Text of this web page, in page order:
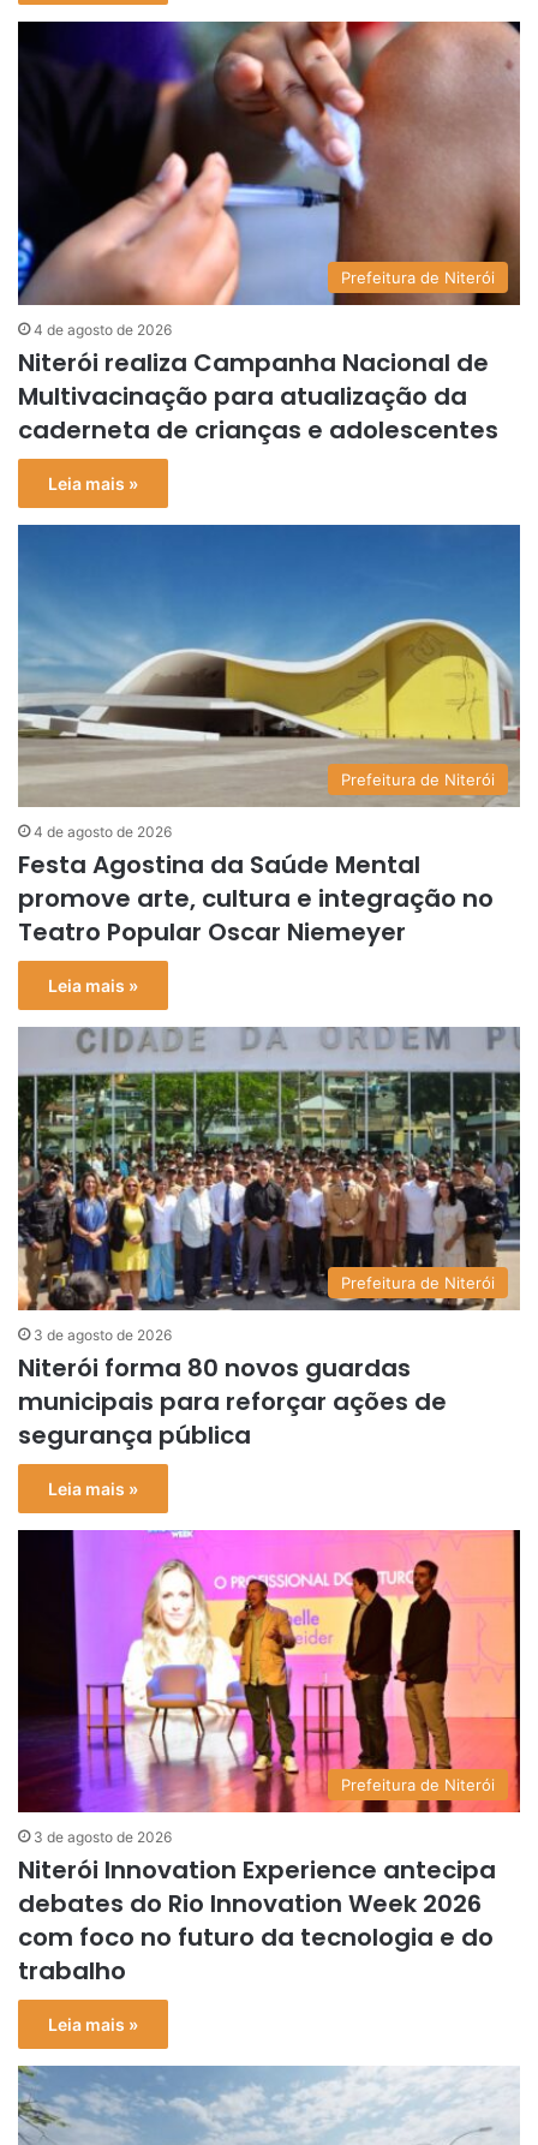
Prefeitura de Niterói
4 de agosto de 2026
Niterói realiza Campanha Nacional de
Multivacinação para atualização da
caderneta de crianças e adolescentes
Leia mais »
Prefeitura de Niterói
4 de agosto de 2026
Festa Agostina da Saúde Mental
promove arte, cultura e integração no
Teatro Popular Oscar Niemeyer
Leia mais »
Prefeitura de Niterói
3 de agosto de 2026
Niterói forma 80 novos guardas
municipais para reforçar ações de
segurança pública
Leia mais »
Prefeitura de Niterói
3 de agosto de 2026
Niterói Innovation Experience antecipa
debates do Rio Innovation Week 2026
com foco no futuro da tecnologia e do
trabalho
Leia mais »